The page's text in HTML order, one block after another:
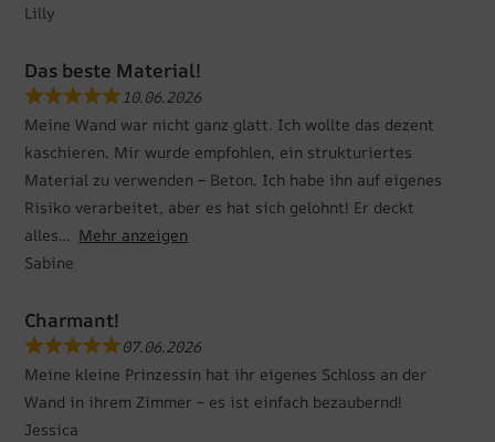
Lilly
Das beste Material!
10.06.2026
Meine Wand war nicht ganz glatt. Ich wollte das dezent
kaschieren. Mir wurde empfohlen, ein strukturiertes
Material zu verwenden – Beton. Ich habe ihn auf eigenes
Risiko verarbeitet, aber es hat sich gelohnt! Er deckt
alles
Mehr anzeigen
Sabine
Charmant!
07.06.2026
Meine kleine Prinzessin hat ihr eigenes Schloss an der
Wand in ihrem Zimmer – es ist einfach bezaubernd!
Jessica